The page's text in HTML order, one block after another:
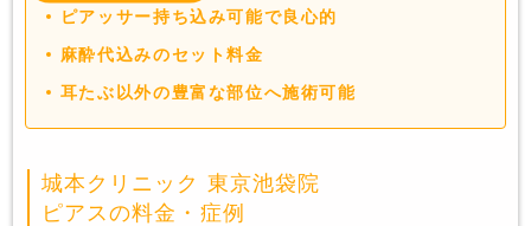
ピアッサー持ち込み可能で良心的
麻酔代込みのセット料金
耳たぶ以外の豊富な部位へ施術可能
城本クリニック 東京池袋院
ピアスの料金・症例